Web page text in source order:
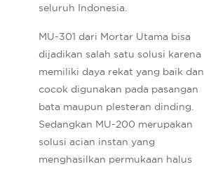
seluruh Indonesia.
MU-301 dari Mortar Utama bisa
dijadikan salah satu solusi karena
memiliki daya rekat yang baik dan
cocok digunakan pada pasangan
bata maupun plesteran dinding.
Sedangkan MU-200 merupakan
solusi acian instan yang
menghasilkan permukaan halus